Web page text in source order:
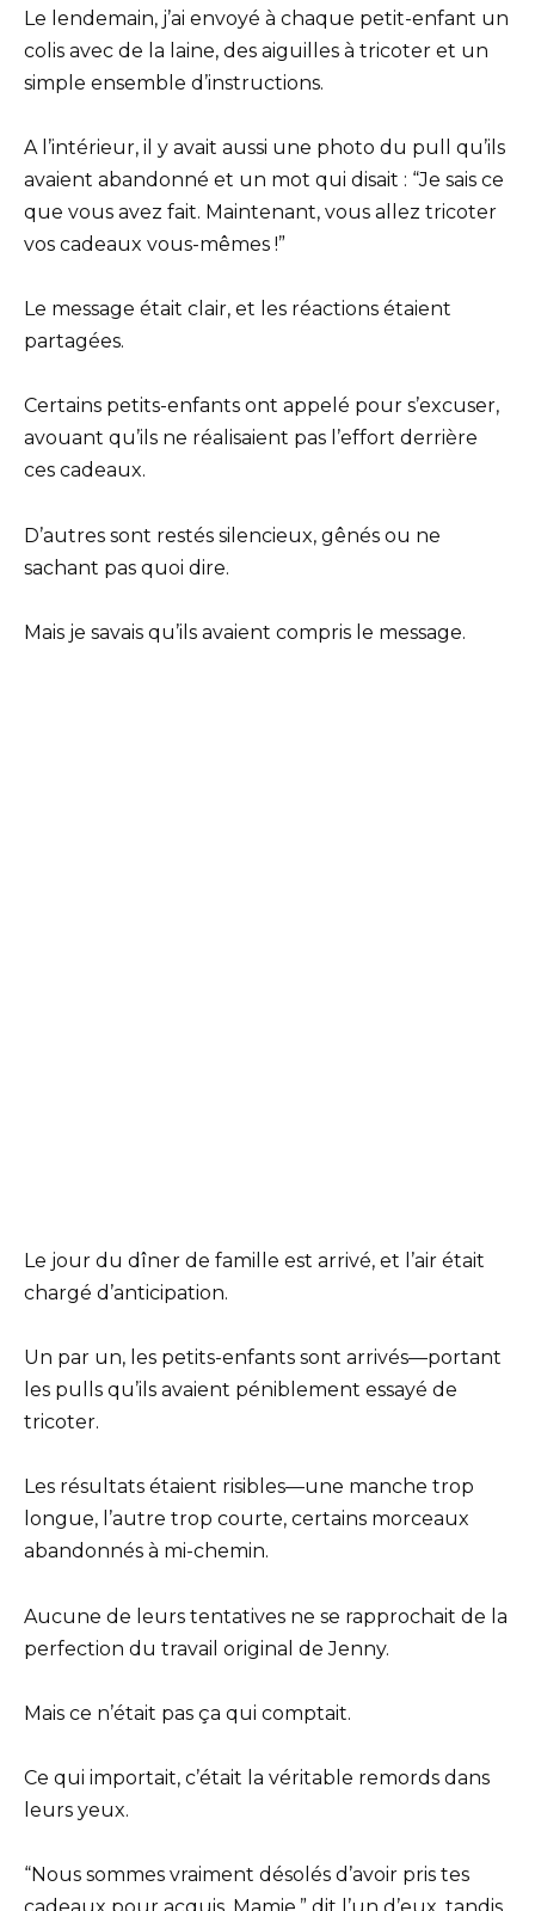
Le lendemain, j’ai envoyé à chaque petit-enfant un
colis avec de la laine, des aiguilles à tricoter et un
simple ensemble d’instructions.
A l’intérieur, il y avait aussi une photo du pull qu’ils
avaient abandonné et un mot qui disait : “Je sais ce
que vous avez fait. Maintenant, vous allez tricoter
vos cadeaux vous-mêmes !”
Le message était clair, et les réactions étaient
partagées.
Certains petits-enfants ont appelé pour s’excuser,
avouant qu’ils ne réalisaient pas l’effort derrière
ces cadeaux.
D’autres sont restés silencieux, gênés ou ne
sachant pas quoi dire.
Mais je savais qu’ils avaient compris le message.
Le jour du dîner de famille est arrivé, et l’air était
chargé d’anticipation.
Un par un, les petits-enfants sont arrivés—portant
les pulls qu’ils avaient péniblement essayé de
tricoter.
Les résultats étaient risibles—une manche trop
longue, l’autre trop courte, certains morceaux
abandonnés à mi-chemin.
Aucune de leurs tentatives ne se rapprochait de la
perfection du travail original de Jenny.
Mais ce n’était pas ça qui comptait.
Ce qui importait, c’était la véritable remords dans
leurs yeux.
“Nous sommes vraiment désolés d’avoir pris tes